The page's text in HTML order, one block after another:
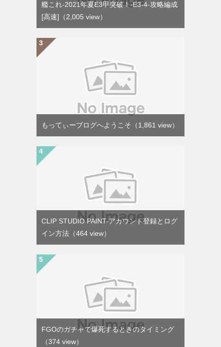
艦これ-2021年夏E3甲突破！-E3-4-攻略編成
[高速] （2,005 view）
もってぃーブログへようこそ （1,861 view）
CLIP STUDIO PAINT-アカウント登録とログ
イン方法 （464 view）
FGOのガチャで爆死するときのタイミング
（374 view）